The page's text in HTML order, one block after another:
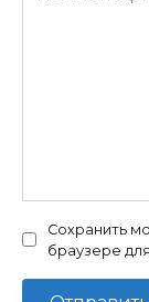
Сохранить
браузере